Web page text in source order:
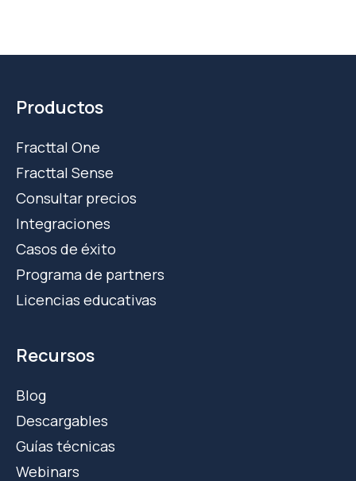
Productos
Fracttal One
Fracttal Sense
Consultar precios
Integraciones
Casos de éxito
Programa de partners
Licencias educativas
Recursos
Blog
Descargables
Guías técnicas
Webinars